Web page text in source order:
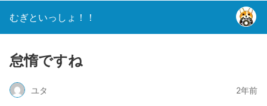
むぎといっしょ！！
怠惰ですね
ユタ 2年前